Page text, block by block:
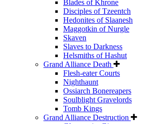
Blades of Khrone
Disciples of Tzeentch
Hedonites of Slaanesh
Maggotkin of Nurgle
Skaven
Slaves to Darkness
Helsmiths of Hashut
Grand Alliance Death
Flesh-eater Courts
Nighthaunt
Ossiarch Bonereapers
Soulblight Gravelords
Tomb Kings
Grand Alliance Destruction